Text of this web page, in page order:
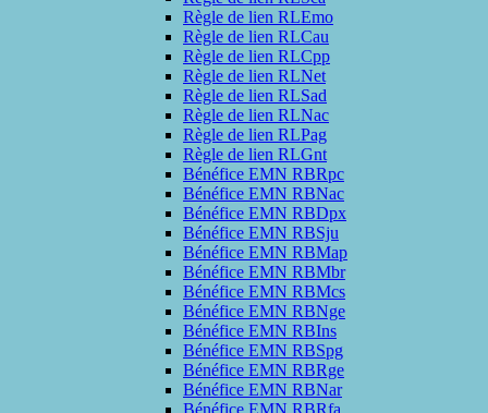
Règle de lien RLEmo
Règle de lien RLCau
Règle de lien RLCpp
Règle de lien RLNet
Règle de lien RLSad
Règle de lien RLNac
Règle de lien RLPag
Règle de lien RLGnt
Bénéfice EMN RBRpc
Bénéfice EMN RBNac
Bénéfice EMN RBDpx
Bénéfice EMN RBSju
Bénéfice EMN RBMap
Bénéfice EMN RBMbr
Bénéfice EMN RBMcs
Bénéfice EMN RBNge
Bénéfice EMN RBIns
Bénéfice EMN RBSpg
Bénéfice EMN RBRge
Bénéfice EMN RBNar